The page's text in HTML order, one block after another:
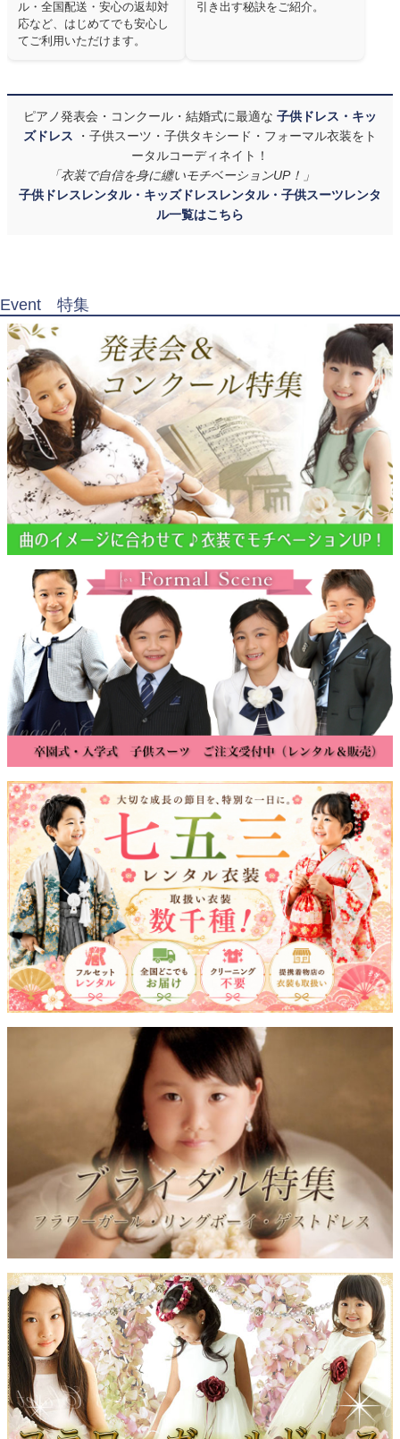
ル・全国配送・安心の返却対
応など、はじめてでも安心し
てご利用いただけます。
引き出す秘訣をご紹介。
ピアノ発表会・コンクール・結婚式に最適な 子供ドレス・キッ
ズドレス
・子供スーツ・子供タキシード・フォーマル衣装をト
ータルコーディネイト！
「衣装で自信を身に纏いモチベーションUP！」
子供ドレスレンタル・キッズドレスレンタル・子供スーツレンタ
ル一覧はこちら
Event 特集